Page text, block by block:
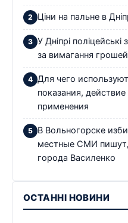
Ціни на пальне в
У Дніпрі
за вимагання
Для чего
показания,
применения
В Вольногорске
местные СМИ
города Василенко
ОСТАННІ НОВИНИ